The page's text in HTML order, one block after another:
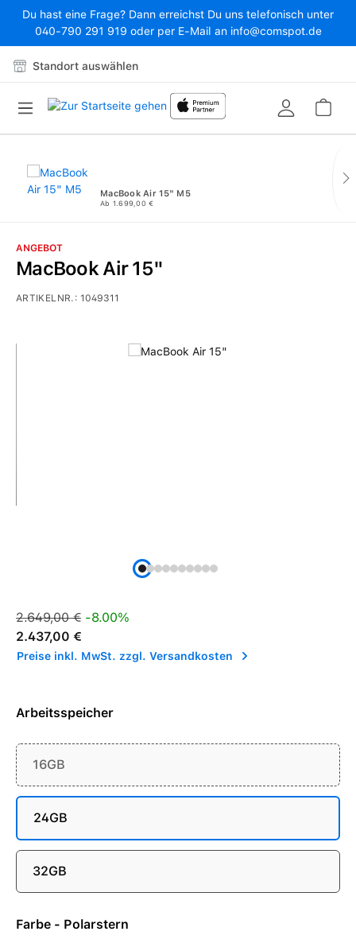
Zum Hauptinhalt springen
Du hast eine Frage? Dann erreichst Du uns telefonisch unter
040-790 291 919 oder per E-Mail an info@comspot.de
Standort auswählen
MacBook Air 15" M5
Ab 1.699,00 €
Bildergalerie überspringen
ANGEBOT
MacBook Air 15"
ARTIKELNR.:1049311
Verkaufspreis:
Regulärer Preis:
2.649,00 € -8.00%
2.437,00 €
Preise inkl. MwSt. zzgl. Versandkosten
Arbeitsspeicher
16GB
24GB
32GB
Farbe - Polarstern